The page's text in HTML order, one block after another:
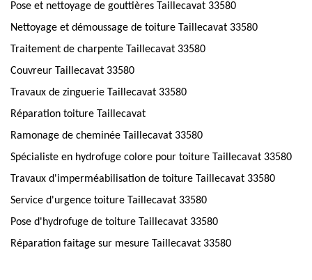
Pose et nettoyage de gouttières Taillecavat 33580
Nettoyage et démoussage de toiture Taillecavat 33580
Traitement de charpente Taillecavat 33580
Couvreur Taillecavat 33580
Travaux de zinguerie Taillecavat 33580
Réparation toiture Taillecavat
Ramonage de cheminée Taillecavat 33580
Spécialiste en hydrofuge colore pour toiture Taillecavat 33580
Travaux d'imperméabilisation de toiture Taillecavat 33580
Service d'urgence toiture Taillecavat 33580
Pose d'hydrofuge de toiture Taillecavat 33580
Réparation faitage sur mesure Taillecavat 33580